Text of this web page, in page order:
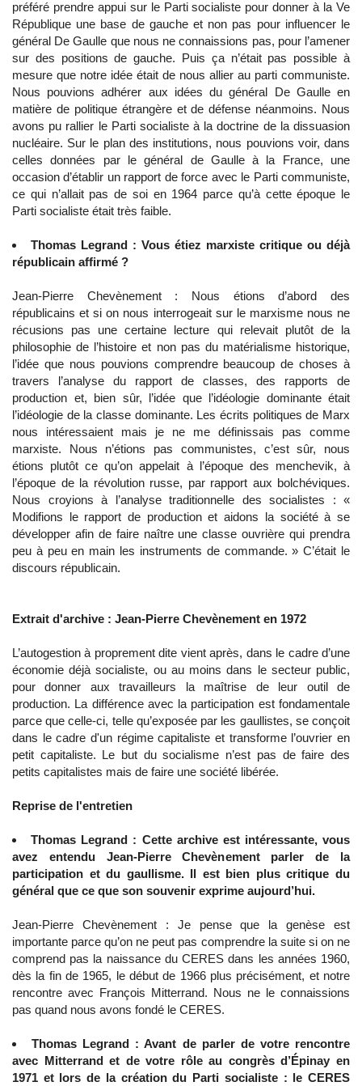
préféré prendre appui sur le Parti socialiste pour donner à la Ve
République une base de gauche et non pas pour influencer le
général De Gaulle que nous ne connaissions pas, pour l’amener
sur des positions de gauche. Puis ça n’était pas possible à
mesure que notre idée était de nous allier au parti communiste.
Nous pouvions adhérer aux idées du général De Gaulle en
matière de politique étrangère et de défense néanmoins. Nous
avons pu rallier le Parti socialiste à la doctrine de la dissuasion
nucléaire. Sur le plan des institutions, nous pouvions voir, dans
celles données par le général de Gaulle à la France, une
occasion d’établir un rapport de force avec le Parti communiste,
ce qui n’allait pas de soi en 1964 parce qu’à cette époque le
Parti socialiste était très faible.
Thomas Legrand : Vous étiez marxiste critique ou déjà
républicain affirmé ?
Jean-Pierre Chevènement : Nous étions d’abord des
républicains et si on nous interrogeait sur le marxisme nous ne
récusions pas une certaine lecture qui relevait plutôt de la
philosophie de l’histoire et non pas du matérialisme historique,
l’idée que nous pouvions comprendre beaucoup de choses à
travers l’analyse du rapport de classes, des rapports de
production et, bien sûr, l’idée que l’idéologie dominante était
l’idéologie de la classe dominante. Les écrits politiques de Marx
nous intéressaient mais je ne me définissais pas comme
marxiste. Nous n’étions pas communistes, c’est sûr, nous
étions plutôt ce qu’on appelait à l’époque des menchevik, à
l’époque de la révolution russe, par rapport aux bolchéviques.
Nous croyions à l’analyse traditionnelle des socialistes : «
Modifions le rapport de production et aidons la société à se
développer afin de faire naître une classe ouvrière qui prendra
peu à peu en main les instruments de commande. » C’était le
discours républicain.
Extrait d'archive : Jean-Pierre Chevènement en 1972
L’autogestion à proprement dite vient après, dans le cadre d’une
économie déjà socialiste, ou au moins dans le secteur public,
pour donner aux travailleurs la maîtrise de leur outil de
production. La différence avec la participation est fondamentale
parce que celle-ci, telle qu’exposée par les gaullistes, se conçoit
dans le cadre d'un régime capitaliste et transforme l’ouvrier en
petit capitaliste. Le but du socialisme n’est pas de faire des
petits capitalistes mais de faire une société libérée.
Reprise de l'entretien
Thomas Legrand : Cette archive est intéressante, vous
avez entendu Jean-Pierre Chevènement parler de la
participation et du gaullisme. Il est bien plus critique du
général que ce que son souvenir exprime aujourd’hui.
Jean-Pierre Chevènement : Je pense que la genèse est
importante parce qu’on ne peut pas comprendre la suite si on ne
comprend pas la naissance du CERES dans les années 1960,
dès la fin de 1965, le début de 1966 plus précisément, et notre
rencontre avec François Mitterrand. Nous ne le connaissions
pas quand nous avons fondé le CERES.
Thomas Legrand : Avant de parler de votre rencontre
avec Mitterrand et de votre rôle au congrès d’Épinay en
1971 et lors de la création du Parti socialiste : le CERES